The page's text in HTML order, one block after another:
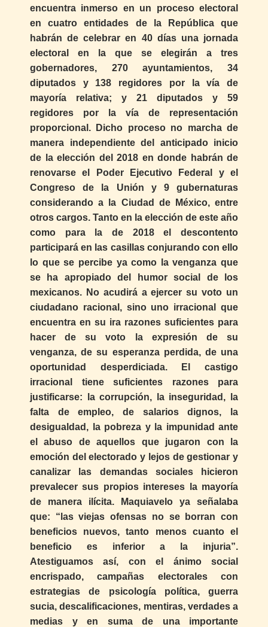
encuentra inmerso en un proceso electoral
en cuatro entidades de la República que
habrán de celebrar en 40 días una jornada
electoral en la que se elegirán a tres
gobernadores, 270 ayuntamientos, 34
diputados y 138 regidores por la vía de
mayoría relativa; y 21 diputados y 59
regidores por la vía de representación
proporcional. Dicho proceso no marcha de
manera independiente del anticipado inicio
de la elección del 2018 en donde habrán de
renovarse el Poder Ejecutivo Federal y el
Congreso de la Unión y 9 gubernaturas
considerando a la Ciudad de México, entre
otros cargos. Tanto en la elección de este año
como para la de 2018 el descontento
participará en las casillas conjurando con ello
lo que se percibe ya como la venganza que
se ha apropiado del humor social de los
mexicanos. No acudirá a ejercer su voto un
ciudadano racional, sino uno irracional que
encuentra en su ira razones suficientes para
hacer de su voto la expresión de su
venganza, de su esperanza perdida, de una
oportunidad desperdiciada. El castigo
irracional tiene suficientes razones para
justificarse: la corrupción, la inseguridad, la
falta de empleo, de salarios dignos, la
desigualdad, la pobreza y la impunidad ante
el abuso de aquellos que jugaron con la
emoción del electorado y lejos de gestionar y
canalizar las demandas sociales hicieron
prevalecer sus propios intereses la mayoría
de manera ilícita. Maquiavelo ya señalaba
que: “las viejas ofensas no se borran con
beneficios nuevos, tanto menos cuanto el
beneficio es inferior a la injuria”.
Atestiguamos así, con el ánimo social
encrispado, campañas electorales con
estrategias de psicología política, guerra
sucia, descalificaciones, mentiras, verdades a
medias y en suma de una importante